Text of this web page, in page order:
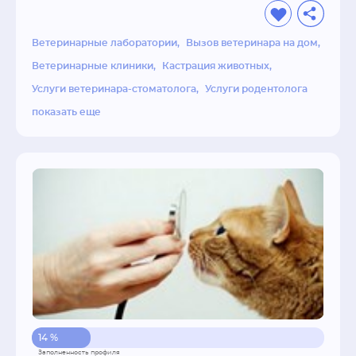
любим животных и хотим, чтобы питомцы
наши были всегда здоровыми, ведь как же
помочь.
Ветеринарные лаборатории Вызов ветеринара на дом
Ветеринарные клиники Кастрация животных
Услуги ветеринара-стоматолога Услуги родентолога
показать еще
14 %